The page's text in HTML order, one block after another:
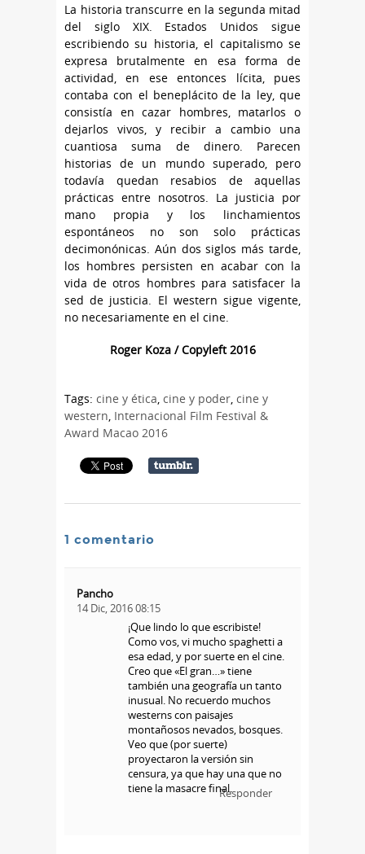
La historia transcurre en la segunda mitad
del siglo XIX. Estados Unidos sigue
escribiendo su historia, el capitalismo se
expresa brutalmente en esa forma de
actividad, en ese entonces lícita, pues
contaba con el beneplácito de la ley, que
consistía en cazar hombres, matarlos o
dejarlos vivos, y recibir a cambio una
cuantiosa suma de dinero. Parecen
historias de un mundo superado, pero
todavía quedan resabios de aquellas
prácticas entre nosotros. La justicia por
mano propia y los linchamientos
espontáneos no son solo prácticas
decimonónicas. Aún dos siglos más tarde,
los hombres persisten en acabar con la
vida de otros hombres para satisfacer la
sed de justicia. El western sigue vigente,
no necesariamente en el cine.
Roger Koza / Copyleft 2016
Tags: cine y ética, cine y poder, cine y
western, Internacional Film Festival &
Award Macao 2016
1 comentario
Pancho
14 Dic, 2016 08:15
¡Que lindo lo que escribiste!
Como vos, vi mucho spaghetti a
esa edad, y por suerte en el cine.
Creo que «El gran…» tiene
también una geografía un tanto
inusual. No recuerdo muchos
westerns con paisajes
montañosos nevados, bosques.
Veo que (por suerte)
proyectaron la versión sin
censura, ya que hay una que no
tiene la masacre final.Responder